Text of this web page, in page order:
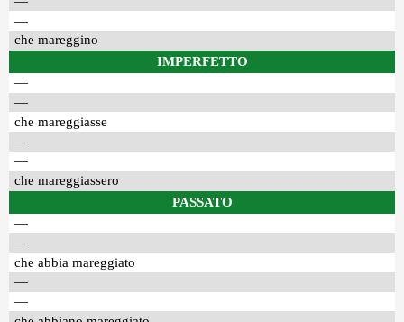
—
che mareggino
IMPERFETTO
—
—
che mareggiasse
—
—
che mareggiassero
PASSATO
—
—
che abbia mareggiato
—
—